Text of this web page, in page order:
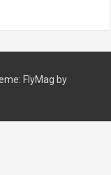
FlyMag by